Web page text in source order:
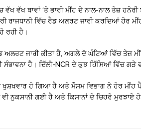
ਵੱਖ ਥਾਵਾਂ ‘ਤੇ ਭਾਰੀ ਮੀਂਹ ਦੇ ਨਾਲ-ਨਾਲ ਤੇਜ਼ ਹਨੇਰੀ
ਰਾਜਧਾਨੀ ਵਿੱਚ ਰੈਡ ਅਲਰਟ ਜਾਰੀ ਕਰਦਿਆਂ ਹੋਰ
ਰਹੀ ਹੈ।
ਅਲਰਟ ਜਾਰੀ ਕੀਤਾ ਹੈ, ਅਗਲੇ ਦੋ ਘੰਟਿਆਂ ਵਿੱਚ ਤੇਜ਼
ਸੰਭਾਵਨਾ ਹੈ। ਦਿੱਲੀ-NCR ਦੇ ਕੁਝ ਹਿੱਸਿਆਂ ਵਿੱਚ ਗੜੇ
ਹੋ ਗਿਆ ਹੈ ਅਤੇ ਮੌਸਮ ਵਿਭਾਗ ਨੇ ਹੋਰ ਮੀਂਹ
ਨੁਕਸਾਨੀ ਗਈ ਹੈ ਅਤੇ ਕਿਸਾਨਾਂ ਦੇ ਚਿਹਰੇ ਮੁਰਝਾਏ